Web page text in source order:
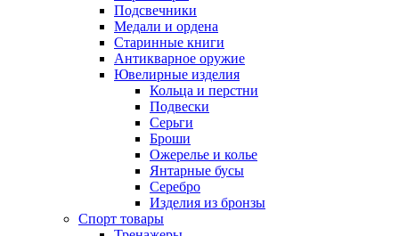
Подсвечники
Медали и ордена
Старинные книги
Антикварное оружие
Ювелирные изделия
Кольца и перстни
Подвески
Серьги
Броши
Ожерелье и колье
Янтарные бусы
Серебро
Изделия из бронзы
Спорт товары